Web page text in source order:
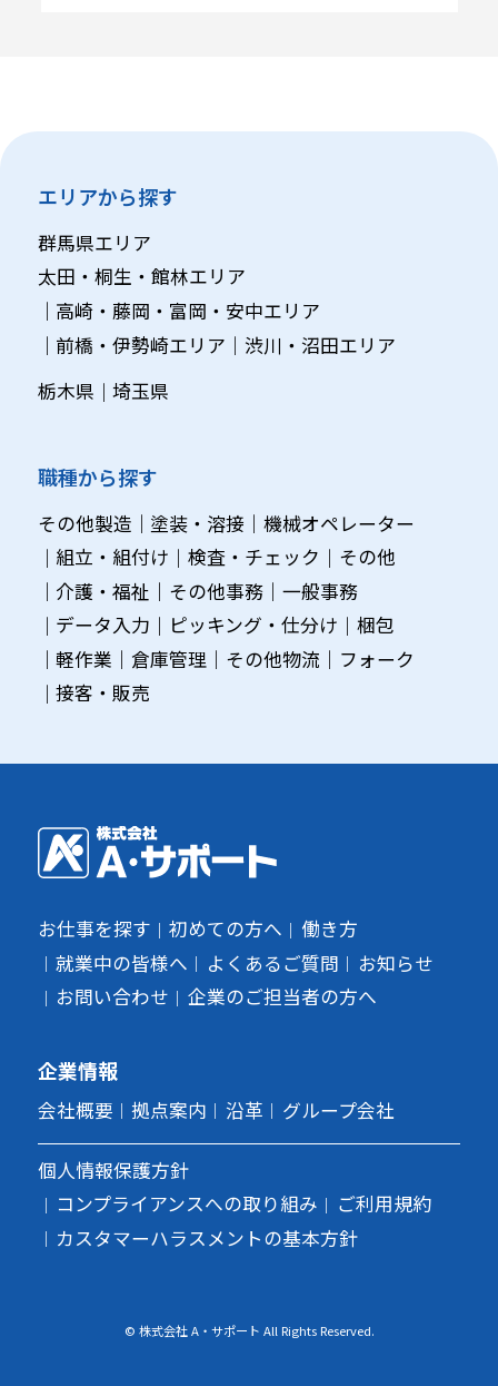
エリアから探す
群馬県エリア
太田・桐生・館林エリア
高崎・藤岡・富岡・安中エリア
前橋・伊勢崎エリア
渋川・沼田エリア
栃木県
埼玉県
職種から探す
その他製造 塗装・溶接
機械オペレーター
組立・組付け
検査・チェック
その他
介護・福祉
その他事務
一般事務
データ入力
ピッキング・仕分け
梱包
軽作業
倉庫管理 その他物流
フォーク
接客・販売
お仕事を探す 初めての方へ
働き方
就業中の皆様へ
よくあるご質問
お知らせ
お問い合わせ
企業のご担当者の方へ
企業情報
会社概要 拠点案内 沿革 グループ会社
個人情報保護方針
コンプライアンスへの取り組み
ご利用規約
カスタマーハラスメントの基本方針
© 株式会社 A・サポート All Rights Reserved.